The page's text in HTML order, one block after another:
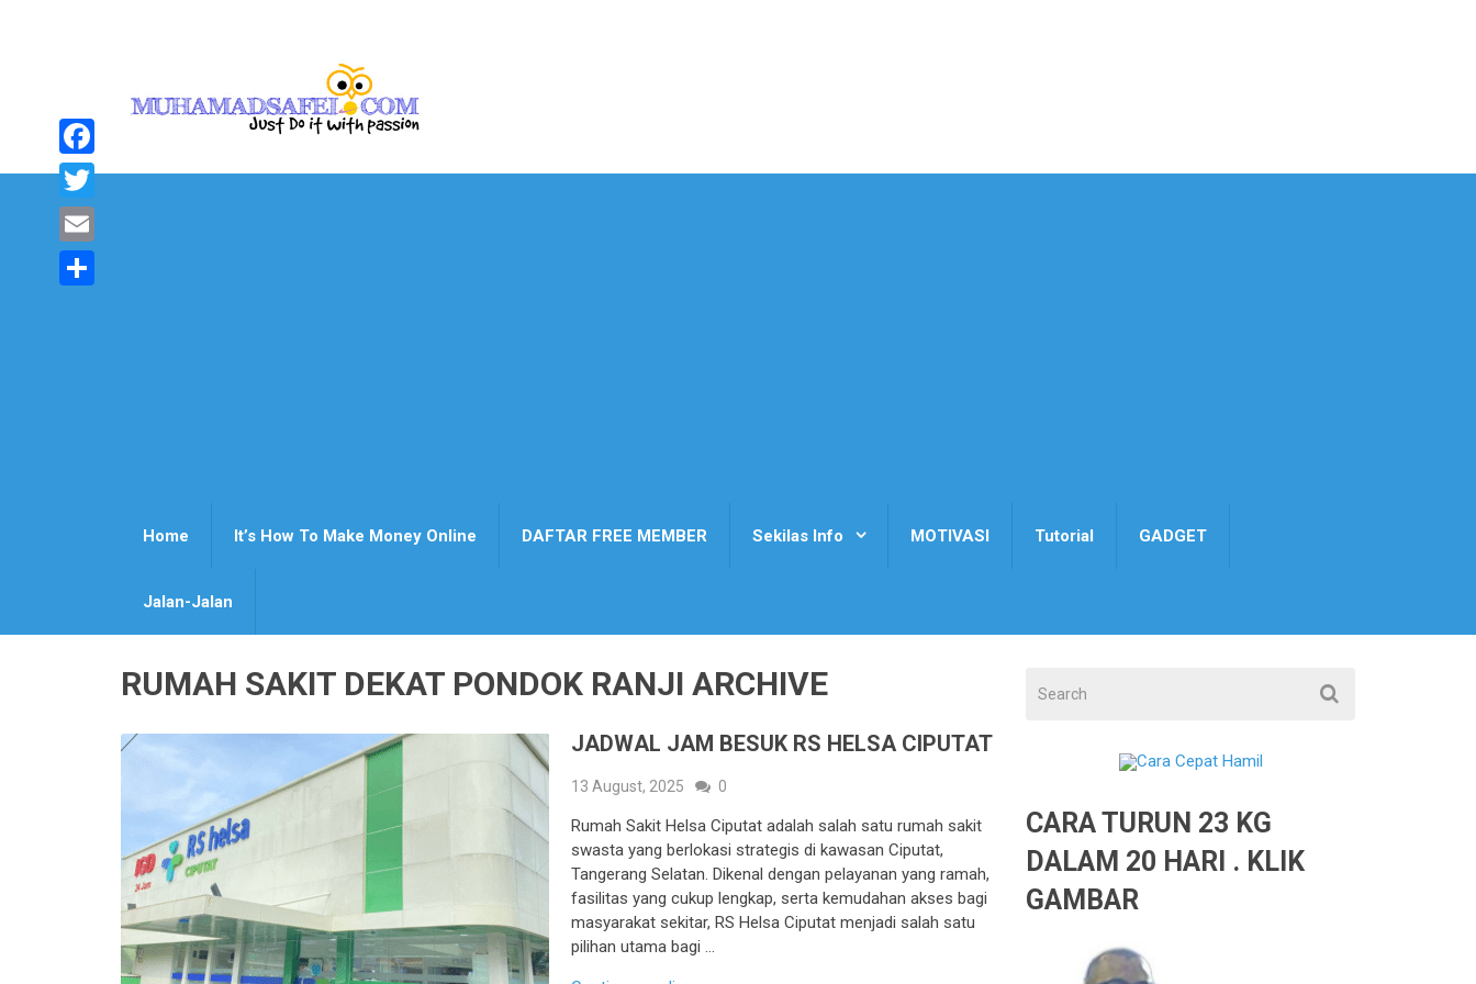
Home It’s How To Make Money Online DAFTAR FREE MEMBER Sekilas Info MOTIVASI Tutorial GADGET
Jalan-Jalan
RUMAH SAKIT DEKAT PONDOK RANJI ARCHIVE
JADWAL JAM BESUK RS HELSA CIPUTAT
13 August, 2025 0
Rumah Sakit Helsa Ciputat adalah salah satu rumah sakit
swasta yang berlokasi strategis di kawasan Ciputat,
Tangerang Selatan. Dikenal dengan pelayanan yang ramah,
fasilitas yang cukup lengkap, serta kemudahan akses bagi
masyarakat sekitar, RS Helsa Ciputat menjadi salah satu
pilihan utama bagi …
Facebook
Twitter
Email
CARA TURUN 23 KG
DALAM 20 HARI . KLIK
GAMBAR